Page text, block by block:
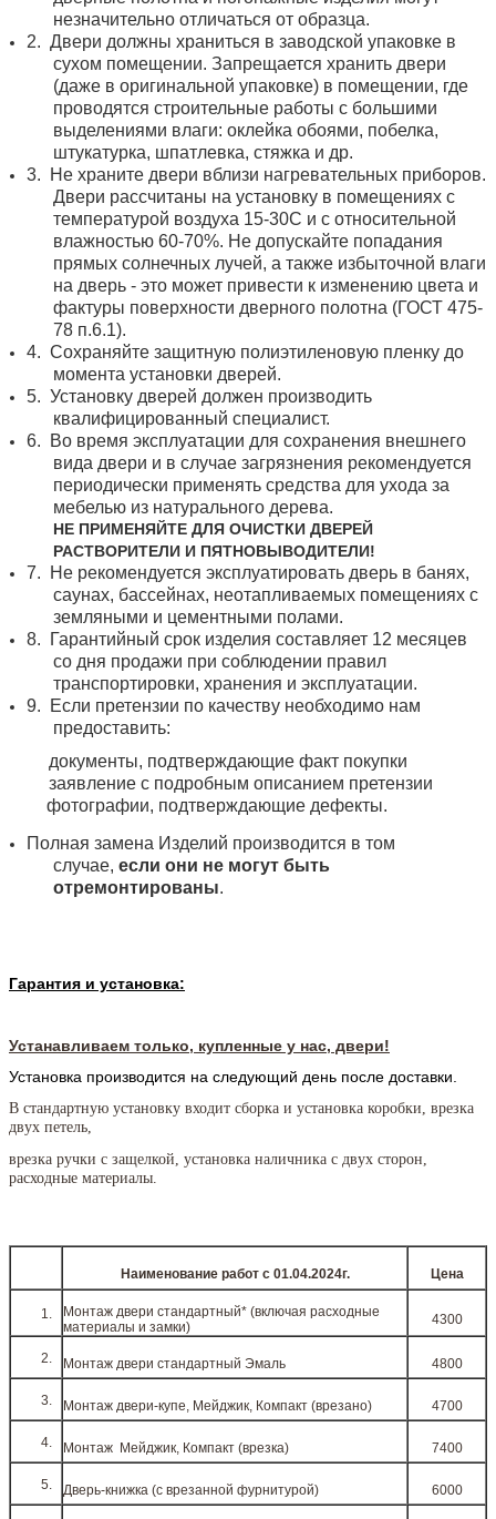
незначительно отличаться от образца.
2. Двери должны храниться в заводской упаковке в
сухом помещении. Запрещается хранить двери
(даже в оригинальной упаковке) в помещении, где
проводятся строительные работы с большими
выделениями влаги: оклейка обоями, побелка,
штукатурка, шпатлевка, стяжка и др.
3.
Не храните двери вблизи нагревательных приборов.
Двери рассчитаны на установку в помещениях с
температурой воздуха 15-30С и с относительной
влажностью 60-70%. Не допускайте попадания
прямых солнечных лучей, а также избыточной влаги
на дверь - это может привести к изменению цвета и
фактуры поверхности дверного полотна (ГОСТ 475-
78 п.6.1).
4. Сохраняйте защитную полиэтиленовую пленку до
момента установки дверей.
5. Установку дверей должен производить
квалифицированный специалист.
6.
Во время эксплуатации для сохранения внешнего
вида двери и в случае загрязнения рекомендуется
периодически применять средства для ухода за
мебелью из натурального дерева.
НЕ ПРИМЕНЯЙТЕ ДЛЯ ОЧИСТКИ ДВЕРЕЙ
РАСТВОРИТЕЛИ И ПЯТНОВЫВОДИТЕЛИ!
7.
Не рекомендуется эксплуатировать дверь в банях,
саунах, бассейнах, неотапливаемых помещениях с
земляными и цементными полами.
8.
Гарантийный срок изделия составляет 12 месяцев
со дня продажи при соблюдении правил
транспортировки, хранения и эксплуатации.
9.
Если претензии по качеству необходимо нам
предоставить:
документы, подтверждающие факт покупки
заявление с подробным описанием претензии
фотографии, подтверждающие дефекты.
Полная замена Изделий производится в том
случае, если они не могут быть
отремонтированы.
Гарантия и установка:
Устанавливаем только, купленные у нас, двери!
Установка производится на следующий день после доставки.
В стандартную установку входит сборка и установка коробки, врезка
двух петель,
врезка ручки с защелкой, установка наличника с двух сторон,
расходные материалы.
Наименование работ c 01.04.2024г. Цена
Монтаж двери стандартный* (включая расходные
материалы и замки)
4300
Монтаж двери стандартный Эмаль 4800
Монтаж двери-купе, Мейджик, Компакт (врезано) 4700
Монтаж Мейджик, Компакт (врезка) 7400
Дверь-книжка (с врезанной фурнитурой) 6000